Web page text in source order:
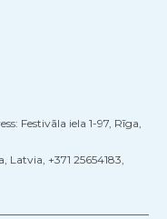
Festivāla iela 1-97, Rīga,
+371 25654183,